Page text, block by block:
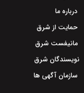
درباره ما
حمایت از شرق
مانیفست شرق
نویسندگان شرق
سازمان آگهی ها